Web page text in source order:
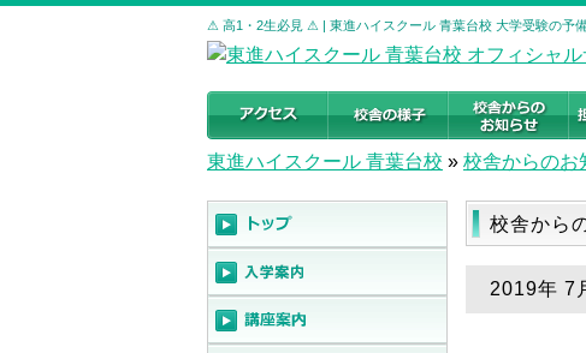
⚠ 高1・2生必見 ⚠ | 東進ハイスクール 青葉台校 大学受験の予
東進ハイスクール 青葉台校 » 校舎からのお
校舎から
2019年